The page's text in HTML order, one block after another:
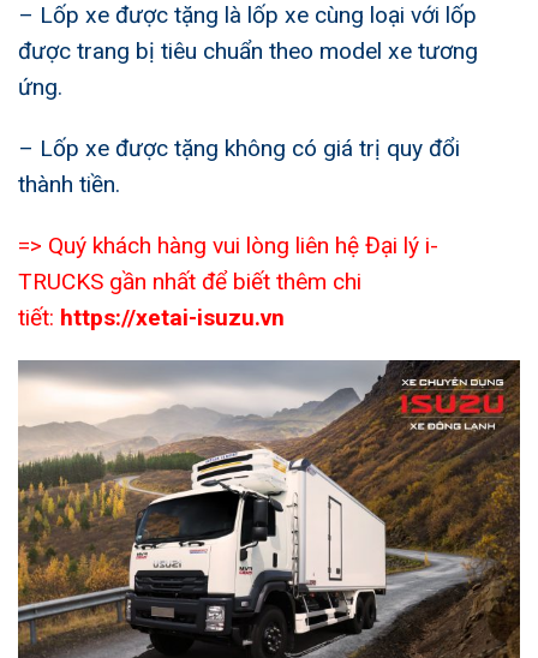
– Lốp xe được tặng là lốp xe cùng loại với lốp
được trang bị tiêu chuẩn theo model xe tương
ứng.
– Lốp xe được tặng không có giá trị quy đổi
thành tiền.
=> Quý khách hàng vui lòng liên hệ Đại lý i-
TRUCKS gần nhất để biết thêm chi
tiết: https://xetai-isuzu.vn